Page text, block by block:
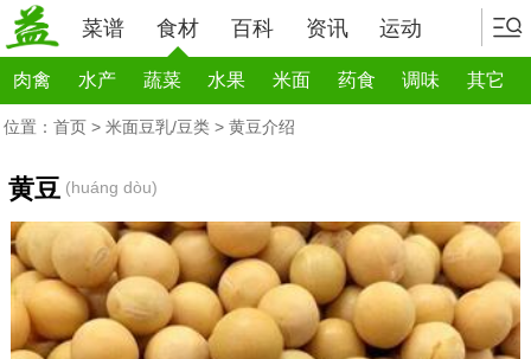
菜谱 食材 百科 资讯 运动
肉禽 水产 蔬菜 水果 米面 药食 调味 其它
位置： 首页 > 米面豆乳/豆类 > 黄豆介绍
黄豆 (huáng dòu)